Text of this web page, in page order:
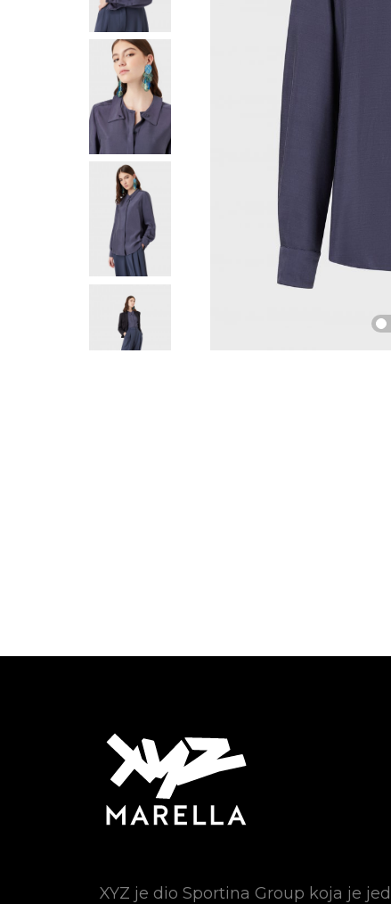
XYZ je dio Sportina Group koja je